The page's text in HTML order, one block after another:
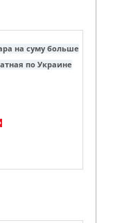
на суму больше
по Украине